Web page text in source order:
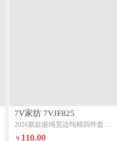
7V家纺 7VJF825
2026新款嵌绳宽边纯棉四件套13376全棉小清新喷气宽幅长绒棉被套床单床笠套件七彩兔
￥ 110.00